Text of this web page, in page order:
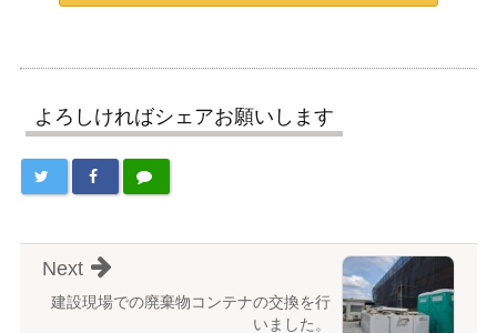
よろしければシェアお願いします
建設現場での廃棄物コンテナの交換を行
いました。
Next